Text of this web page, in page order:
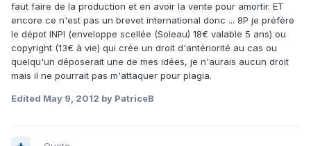
faut faire de la production et en avoir la vente pour amortir. ET
encore ce n'est pas un brevet international donc ... 8P je préfère
le dépot INPI (enveloppe scellée (Soleau) 18€ valable 5 ans) ou
copyright (13€ à vie) qui crée un droit d'antériorité au cas ou
quelqu'un déposerait une de mes idées, je n'aurais aucun droit
mais il ne pourrait pas m'attaquer pour plagia.
Edited May 9, 2012 by PatriceB